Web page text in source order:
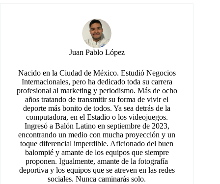
Juan Pablo López
Nacido en la Ciudad de México. Estudió Negocios
Internacionales, pero ha dedicado toda su carrera
profesional al marketing y periodismo. Más de ocho
años tratando de transmitir su forma de vivir el
deporte más bonito de todos. Ya sea detrás de la
computadora, en el Estadio o los videojuegos.
Ingresó a Balón Latino en septiembre de 2023,
encontrando un medio con mucha proyección y un
toque diferencial imperdible. Aficionado del buen
balompié y amante de los equipos que siempre
proponen. Igualmente, amante de la fotografía
deportiva y los equipos que se atreven en las redes
sociales. Nunca caminarás solo.